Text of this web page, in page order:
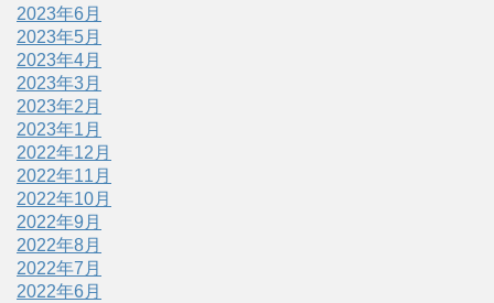
2023年6月
2023年5月
2023年4月
2023年3月
2023年2月
2023年1月
2022年12月
2022年11月
2022年10月
2022年9月
2022年8月
2022年7月
2022年6月